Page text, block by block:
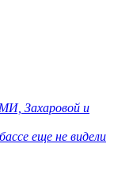
Захаровой и
еще не видели